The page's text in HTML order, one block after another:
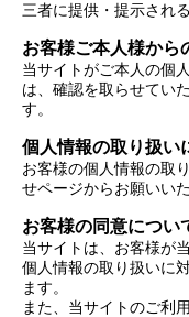
三者に提供・提示され
お客様ご本人様から
当サイトがご本人の個
は、確認を取らせてい
す。
個人情報の取り扱い
お客様の個人情報の取
せページからお願いいた
お客様の同意につい
当サイトは、お客様が
個人情報の取り扱いに
ます。
また、当サイトのご利